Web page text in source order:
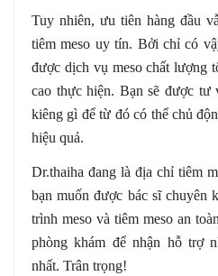
Tuy nhiên, ưu tiên hàng đầu
tiêm meso uy tín. Bởi chỉ có
được dịch vụ meso chất lượng
cao thực hiện. Bạn sẽ được tư
kiêng gì để từ đó có thể chủ
hiệu quả.
Dr.thaiha đang là địa chỉ tiêm
bạn muốn được bác sĩ chuyên
trình meso và tiêm meso an
phòng khám để nhận hỗ trợ
nhất. Trân trọng!